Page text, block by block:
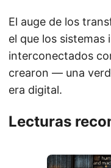
El auge de los
el que los
interconectados
crearon — una
era digital.
Lecturas